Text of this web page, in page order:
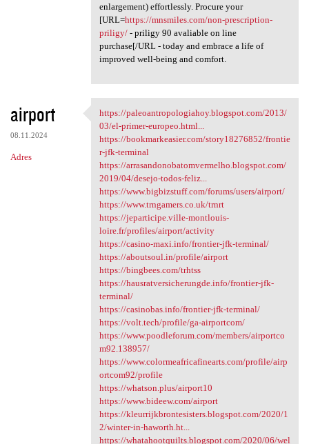
enlargement) effortlessly. Procure your
[URL=https://mnsmiles.com/non-prescription-
priligy/- priligy 90 avaliable on line
purchase[/URL - today and embrace a life of
improved well-being and comfort.
airport
08.11.2024
Adres
https://paleoantropologiahoy
https://paleoantropologiahoy.blogspot.com/2013/
03/el-primer-europeo.html...
https://bookmarkeasier.com/story18276852/frontie
r-jfk-terminal
https://arrasandonobatomvermelho.blogspot.com/
2019/04/desejo-todos-feliz...
https://www.bigbizstuff.com/forums/users/airport/
https://www.trngamers.co.uk/trnrt
https://jeparticipe.ville-montlouis-
loire.fr/profiles/airport/activity
https://casino-maxi.info/frontier-jfk-terminal/
https://aboutsoul.in/profile/airport
https://bingbees.com/trhtss
https://hausratversicherungde.info/frontier-jfk-
terminal/
https://casinobas.info/frontier-jfk-terminal/
https://volt.tech/profile/ga-airportcom/
https://www.poodleforum.com/members/airportco
m92.138957/
https://www.colormeafricafinearts.com/profile/airp
ortcom92/profile
https://whatson.plus/airport10
https://www.bideew.com/airport
https://kleurrijkbrontesisters.blogspot.com/2020/1
2/winter-in-haworth.ht...
https://whatahootquilts.blogspot.com/2020/06/wel